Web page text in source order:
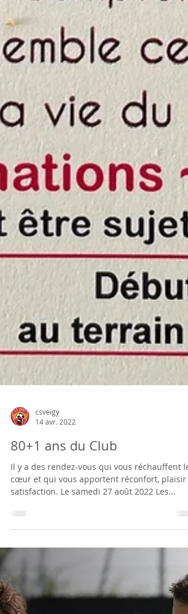
14 avr. 2022
80+1 ans du Club
Il y a des rendez-vous qui vous réchauffent le
cœur et qui vous apportent réconfort, plaisir
satisfaction. Le samedi 27 août 2022 Les...